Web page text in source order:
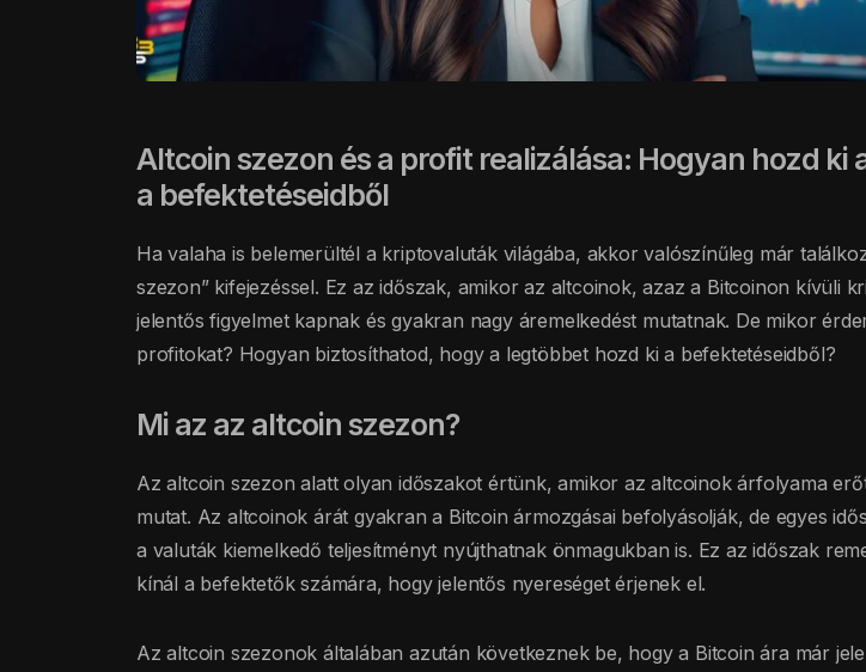
Altcoin szezon és a profit realizálása: Hogyan hozd ki
a befektetéseidből
Ha valaha is belemerültél a kriptovaluták világába, akkor valószínűleg már
szezon” kifejezéssel. Ez az időszak, amikor az altcoinok, azaz a Bitcoinon kívüli
jelentős figyelmet kapnak és gyakran nagy áremelkedést mutatnak. De mikor
profitokat? Hogyan biztosíthatod, hogy a legtöbbet hozd ki a befektetéseidből?
Mi az az altcoin szezon?
Az altcoin szezon alatt olyan időszakot értünk, amikor az altcoinok árfolyama
mutat. Az altcoinok árát gyakran a Bitcoin ármozgásai befolyásolják, de egyes
a valuták kiemelkedő teljesítményt nyújthatnak önmagukban is. Ez az időszak
kínál a befektetők számára, hogy jelentős nyereséget érjenek el.
Az altcoin szezonok általában azután következnek be, hogy a Bitcoin ára már